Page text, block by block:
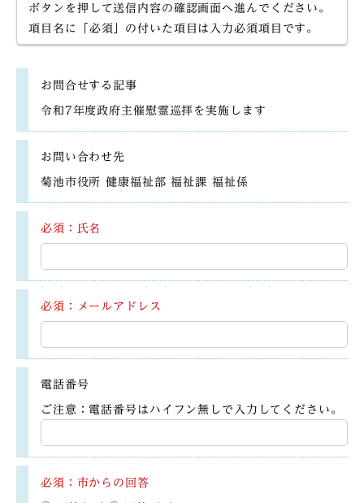
ボタンを押して送信内容の確認画面へ進んでください。
項目名に「必須」の付いた項目は入力必須項目です。
お問合せする記事
令和7年度政府主催慰霊巡拝を実施します
お問い合わせ先
菊池市役所 健康福祉部 福祉課 福祉係
必須：氏名
必須：メールアドレス
電話番号
ご注意：電話番号はハイフン無しで入力してください。
必須：市からの回答